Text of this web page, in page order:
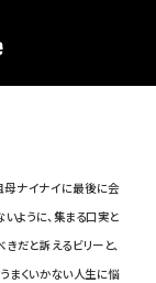
母ナイナイに最後に会
ように、集まる口実と
だと訴えるビリーと、
まくいかない人生に悩